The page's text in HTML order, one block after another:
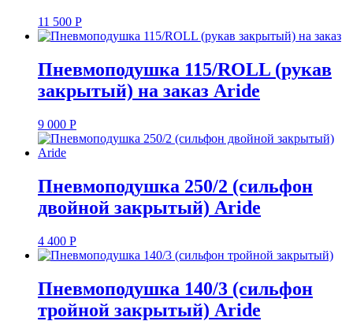
11 500 Р
Пневмоподушка 115/ROLL (рукав
закрытый) на заказ Aride
9 000 Р
Пневмоподушка 250/2 (сильфон
двойной закрытый) Aride
4 400 Р
Пневмоподушка 140/3 (сильфон
тройной закрытый) Aride